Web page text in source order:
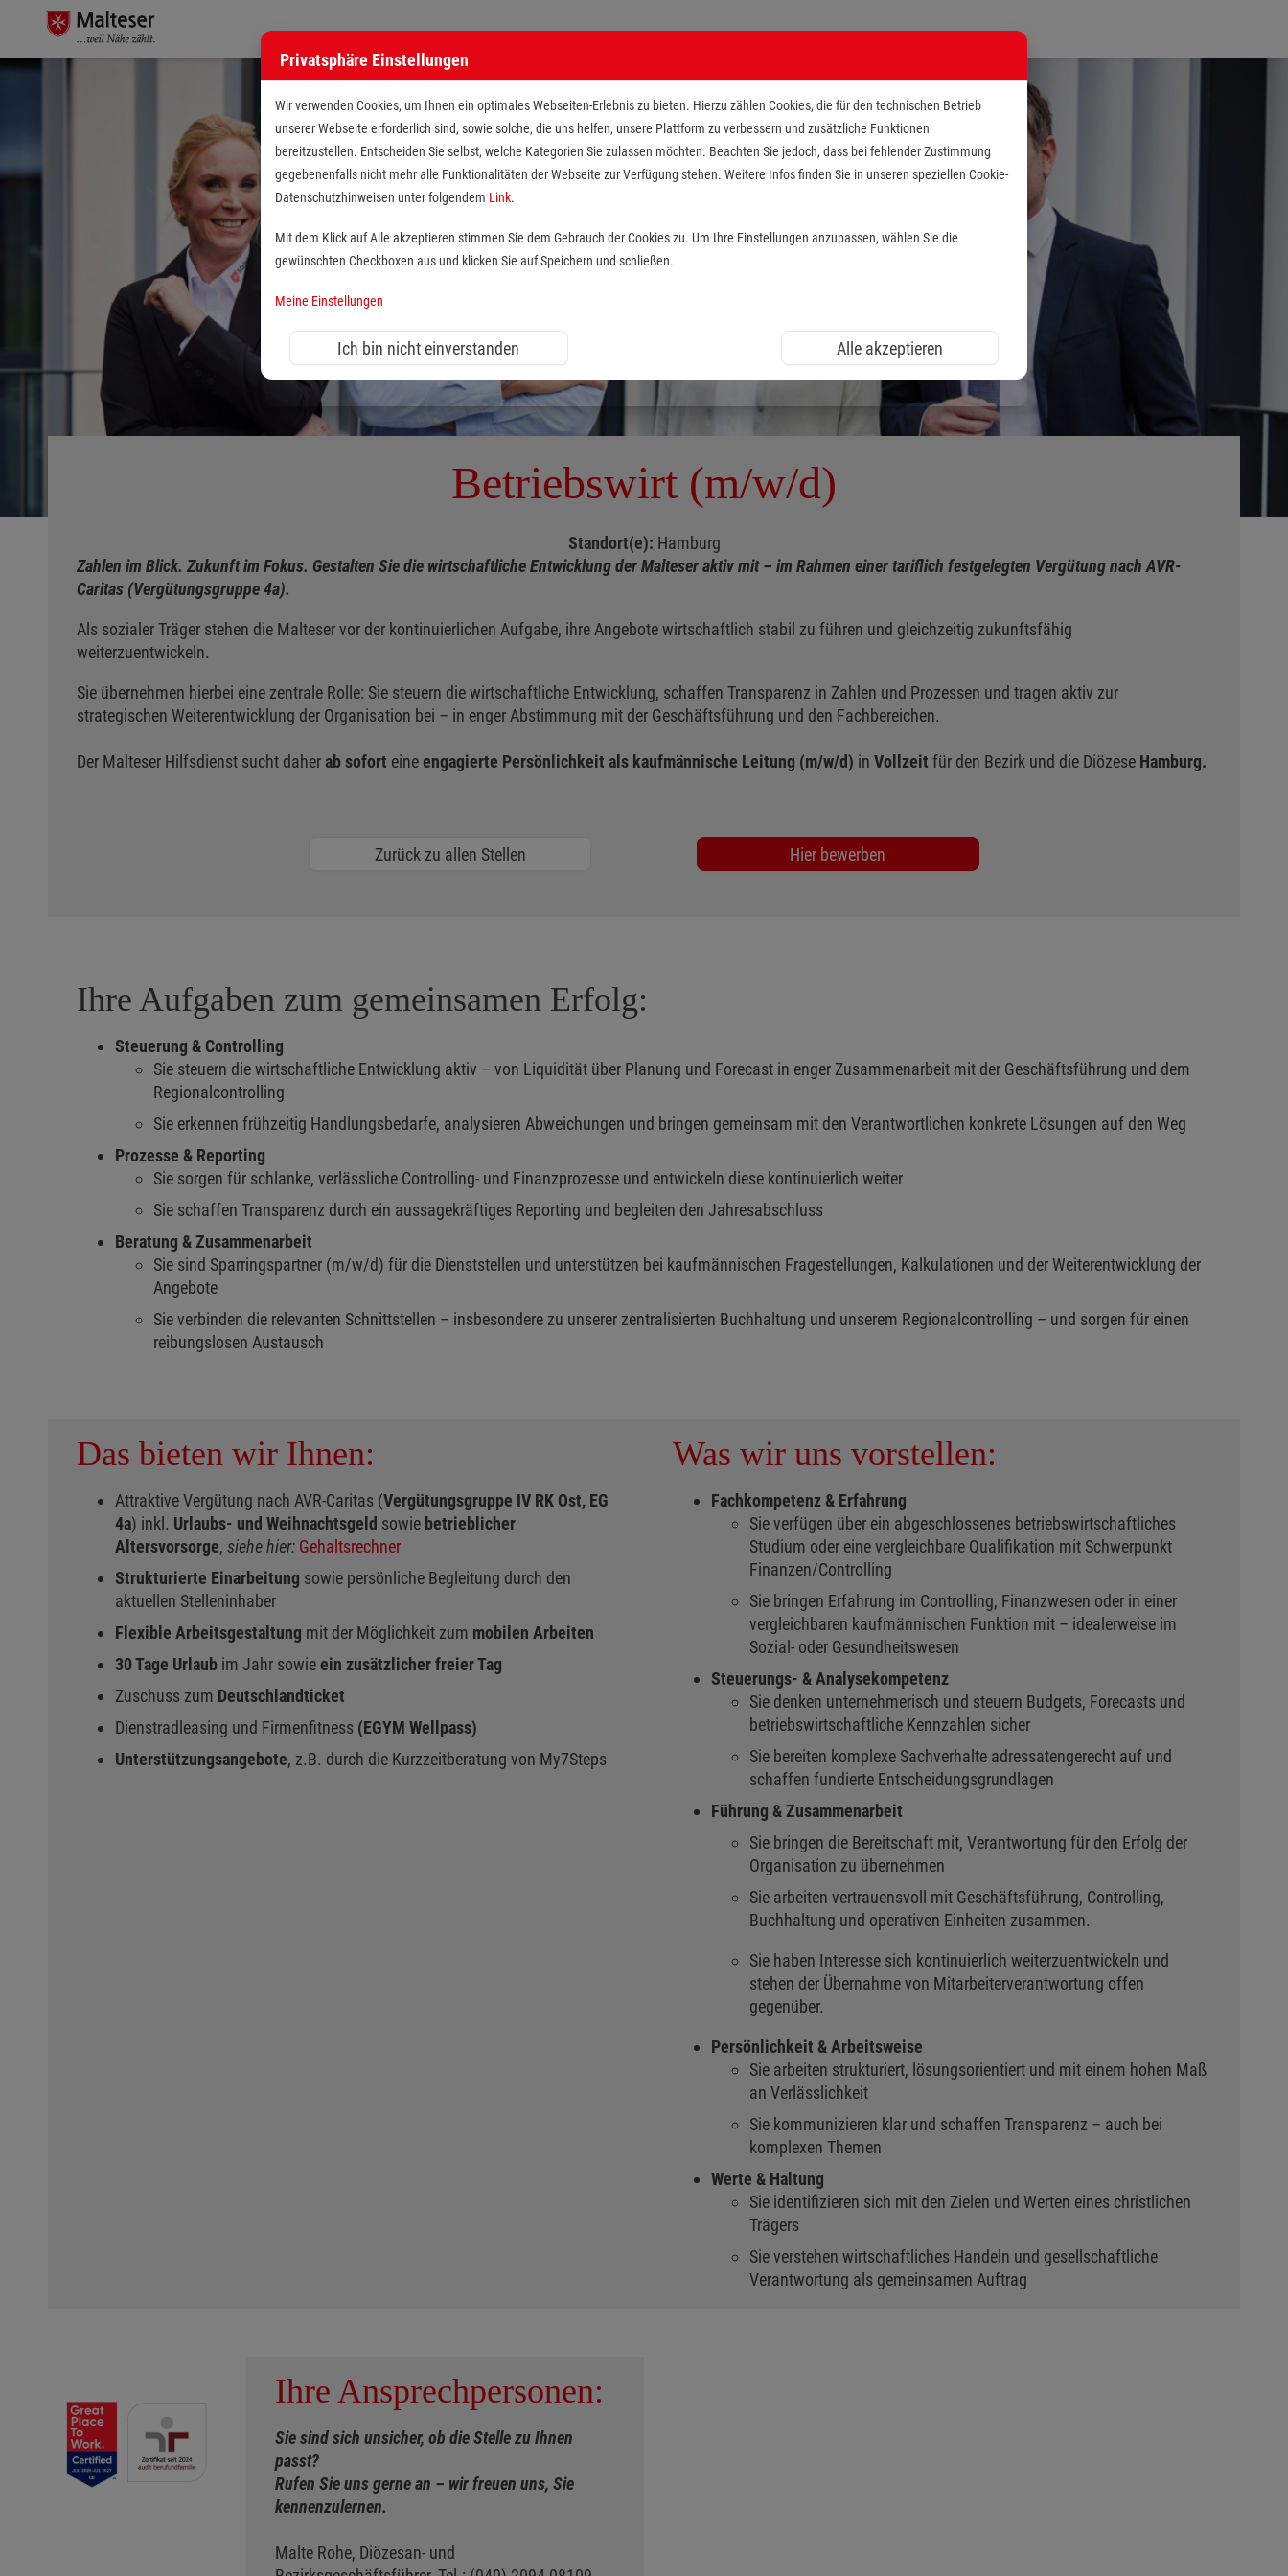
Betriebswirt (m/w/d)
Standort(e): Hamburg
Zahlen im Blick. Zukunft im Fokus. Gestalten Sie die wirtschaftliche Entwicklung der Malteser aktiv mit – im Rahmen einer tariflich festgelegten Vergütung nach AVR-
Caritas (Vergütungsgruppe 4a).
Als sozialer Träger stehen die Malteser vor der kontinuierlichen Aufgabe, ihre Angebote wirtschaftlich stabil zu führen und gleichzeitig zukunftsfähig
weiterzuentwickeln.
Sie übernehmen hierbei eine zentrale Rolle: Sie steuern die wirtschaftliche Entwicklung, schaffen Transparenz in Zahlen und Prozessen und tragen aktiv zur
strategischen Weiterentwicklung der Organisation bei – in enger Abstimmung mit der Geschäftsführung und den Fachbereichen.
Der Malteser Hilfsdienst sucht daherab sofort eineengagierte Persönlichkeit als kaufmännische Leitung (m/w/d) in Vollzeit für den Bezirk und die Diözese Hamburg.
Zurück zu allen Stellen Hier bewerben
Ihre Aufgaben zum gemeinsamen Erfolg:
Steuerung & Controlling
Sie steuern die wirtschaftliche Entwicklung aktiv – von Liquidität über Planung und Forecast in enger Zusammenarbeit mit der Geschäftsführung und dem
Regionalcontrolling
Sie erkennen frühzeitig Handlungsbedarfe, analysieren Abweichungen und bringen gemeinsam mit den Verantwortlichen konkrete Lösungen auf den Weg
Prozesse & Reporting
Sie sorgen für schlanke, verlässliche Controlling- und Finanzprozesse und entwickeln diese kontinuierlich weiter
Sie schaffen Transparenz durch ein aussagekräftiges Reporting und begleiten den Jahresabschluss
Beratung & Zusammenarbeit
Sie sind Sparringspartner (m/w/d) für die Dienststellen und unterstützen bei kaufmännischen Fragestellungen, Kalkulationen und der Weiterentwicklung der
Angebote
Sie verbinden die relevanten Schnittstellen – insbesondere zu unserer zentralisierten Buchhaltung und unserem Regionalcontrolling – und sorgen für einen
reibungslosen Austausch
Das bieten wir Ihnen:
Attraktive Vergütung nach AVR-Caritas (Vergütungsgruppe IV RK Ost, EG
4a) inkl. Urlaubs- und Weihnachtsgeld sowie betrieblicher
Altersvorsorge, siehe hier: Gehaltsrechner
Strukturierte Einarbeitung sowie persönliche Begleitung durch den
aktuellen Stelleninhaber
Flexible Arbeitsgestaltung mit der Möglichkeit zum mobilen Arbeiten
30 Tage Urlaub im Jahr sowieein zusätzlicher freier Tag
Zuschuss zum Deutschlandticket
Dienstradleasing und Firmenfitness (EGYM Wellpass)
Unterstützungsangebote, z.B. durch die Kurzzeitberatung von My7Steps
Was wir uns vorstellen:
Fachkompetenz & Erfahrung
Sie verfügen über ein abgeschlossenes betriebswirtschaftliches
Studium oder eine vergleichbare Qualifikation mit Schwerpunkt
Finanzen/Controlling
Sie bringen Erfahrung im Controlling, Finanzwesen oder in einer
vergleichbaren kaufmännischen Funktion mit – idealerweise im
Sozial- oder Gesundheitswesen
Steuerungs- & Analysekompetenz
Sie denken unternehmerisch und steuern Budgets, Forecasts und
betriebswirtschaftliche Kennzahlen sicher
Sie bereiten komplexe Sachverhalte adressatengerecht auf und
schaffen fundierte Entscheidungsgrundlagen
Führung & Zusammenarbeit
Sie bringen die Bereitschaft mit, Verantwortung für den Erfolg der
Organisation zu übernehmen
Sie arbeiten vertrauensvoll mit Geschäftsführung, Controlling,
Buchhaltung und operativen Einheiten zusammen.
Sie haben Interesse sich kontinuierlich weiterzuentwickeln und
stehen der Übernahme von Mitarbeiterverantwortung offen
gegenüber.
Persönlichkeit & Arbeitsweise
Sie arbeiten strukturiert, lösungsorientiert und mit einem hohen Maß
an Verlässlichkeit
Sie kommunizieren klar und schaffen Transparenz – auch bei
komplexen Themen
Werte & Haltung
Sie identifizieren sich mit den Zielen und Werten eines christlichen
Trägers
Sie verstehen wirtschaftliches Handeln und gesellschaftliche
Verantwortung als gemeinsamen Auftrag
Ihre Ansprechpersonen:
Sie sind sich unsicher, ob die Stelle zu Ihnen
passt?
Rufen Sie uns gerne an – wir freuen uns, Sie
kennenzulernen.
Malte Rohe, Diözesan- und
Privatsphäre Einstellungen
Wir verwenden Cookies, um Ihnen ein optimales Webseiten-Erlebnis zu bieten. Hierzu zählen Cookies, die für den technischen Betrieb
unserer Webseite erforderlich sind, sowie solche, die uns helfen, unsere Plattform zu verbessern und zusätzliche Funktionen
bereitzustellen. Entscheiden Sie selbst, welche Kategorien Sie zulassen möchten. Beachten Sie jedoch, dass bei fehlender Zustimmung
gegebenenfalls nicht mehr alle Funktionalitäten der Webseite zur Verfügung stehen. Weitere Infos finden Sie in unseren speziellen Cookie-
Datenschutzhinweisen unter folgendem Link.
Mit dem Klick auf Alle akzeptieren stimmen Sie dem Gebrauch der Cookies zu. Um Ihre Einstellungen anzupassen, wählen Sie die
gewünschten Checkboxen aus und klicken Sie auf Speichern und schließen.
Meine Einstellungen
Ich bin nicht einverstanden Alle akzeptieren